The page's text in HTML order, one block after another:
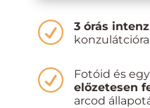
R
3 órás
R
Fotóid és
előzetesen
arcod